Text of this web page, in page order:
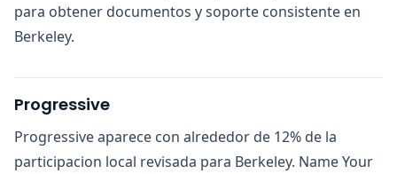
para obtener documentos y soporte consistente en
Berkeley.
Progressive
Progressive aparece con alrededor de 12% de la
participacion local revisada para Berkeley. Name Your